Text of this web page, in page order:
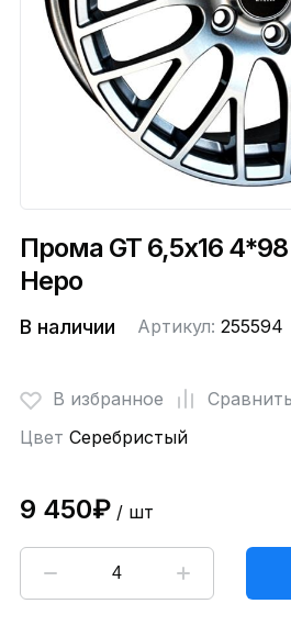
Прома GT 6,5x16
Неро
В наличии Артикул: 255594
В избранное Сравнить
Цвет Серебристый
9 450₽/ шт